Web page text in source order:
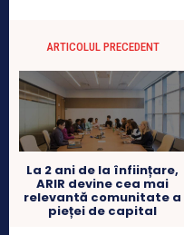
ARTICOLUL PRECEDENT
La 2 ani de la înființare,
ARIR devine cea mai
relevantă comunitate a
pieței de capital